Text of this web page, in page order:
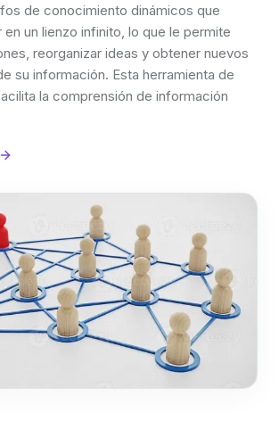
de conocimiento dinámicos que
en un lienzo infinito, lo que le permite
reorganizar ideas y obtener nuevos
su información. Esta herramienta de
la comprensión de información